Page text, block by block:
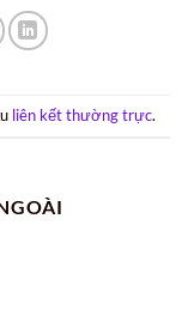
liên kết thường trực.